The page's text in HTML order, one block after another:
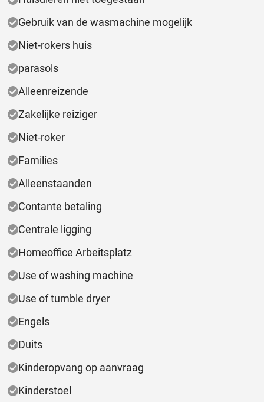
Gebruik van de wasmachine mogelijk
Niet-rokers huis
parasols
Alleenreizende
Zakelijke reiziger
Niet-roker
Families
Alleenstaanden
Contante betaling
Centrale ligging
Homeoffice Arbeitsplatz
Use of washing machine
Use of tumble dryer
Engels
Duits
Kinderopvang op aanvraag
Kinderstoel